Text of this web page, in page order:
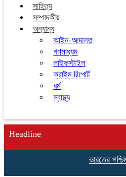
সাহিত্য
সম্পাদকীয়
অন্যান্য
আইন-আদালত
গণমাধ্যম
লাইফস্টাইল
ক্রাইম রিপোর্ট
ধর্ম
স্বাস্থ্য
Headline
ভারতের